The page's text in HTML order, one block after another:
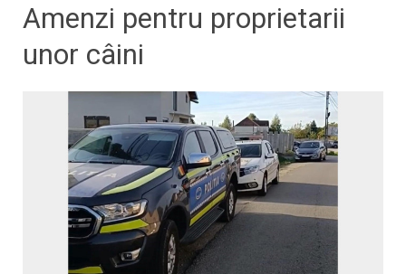
Amenzi pentru proprietarii
unor câini